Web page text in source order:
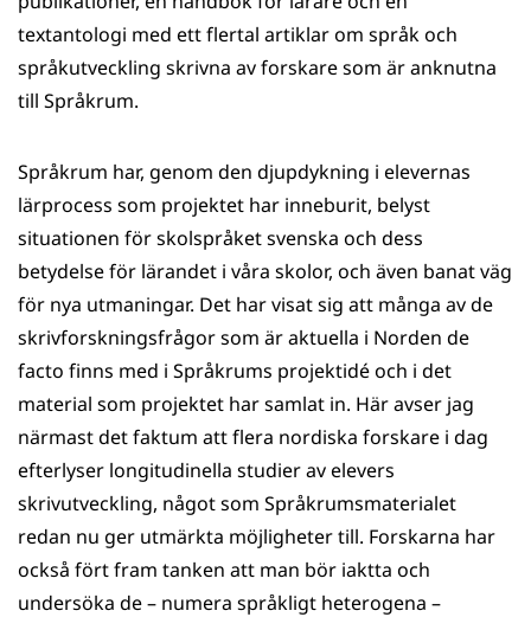
textantologi med ett flertal artiklar om språk och
språkutveckling skrivna av forskare som är anknutna
till Språkrum.
Språkrum har, genom den djupdykning i elevernas
lärprocess som projektet har inneburit, belyst
situationen för skolspråket svenska och dess
betydelse för lärandet i våra skolor, och även banat väg
för nya utmaningar. Det har visat sig att många av de
skrivforskningsfrågor som är aktuella i Norden de
facto finns med i Språkrums projektidé och i det
material som projektet har samlat in. Här avser jag
närmast det faktum att flera nordiska forskare i dag
efterlyser longitudinella studier av elevers
skrivutveckling, något som Språkrumsmaterialet
redan nu ger utmärkta möjligheter till. Forskarna har
också fört fram tanken att man bör iaktta och
undersöka de – numera språkligt heterogena –